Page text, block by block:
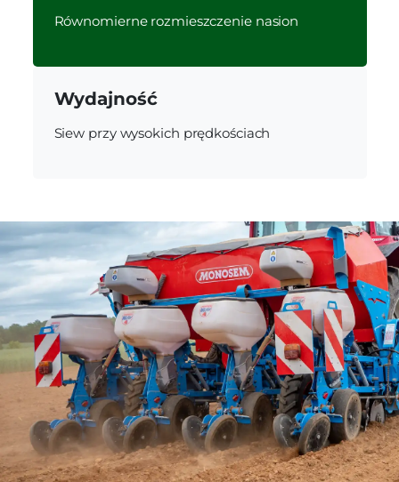
Równomierne rozmieszczenie nasion
Wydajność
Siew przy wysokich prędkościach